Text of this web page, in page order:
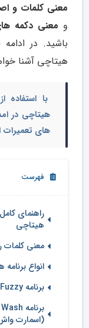
معنی کلمات و
و معنی دکمه
باشید. در
هیتاچی آشنا
با استفاده
های
فهرست
راهنمای
هیتاچی
معنی
انواع
برنامه Fuzzy در ماشین ظرفشویی هیتاچی (فازی)
(اسمارت